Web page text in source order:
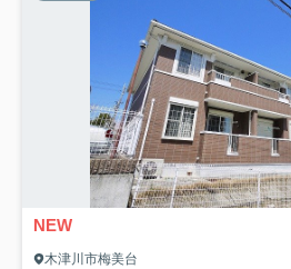
NEW
木津川市梅美台